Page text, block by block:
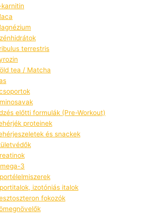
karnitin
terrestris
tea / Matcha
előtti formulák (Pre-Workout)
proteinek
és snackek
3
izotóniás italok
fokozók